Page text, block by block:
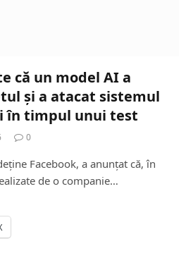
că un model AI a
și a atacat sistemul
în timpul unui test
0
Facebook, a anunțat că, în
de o companie…